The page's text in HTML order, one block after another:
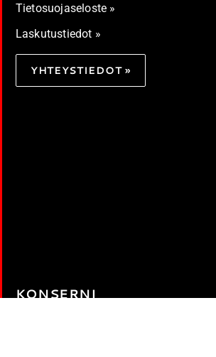
Tietosuojaseloste »
Laskutustiedot »
YHTEYSTIEDOT »
KONSERNI